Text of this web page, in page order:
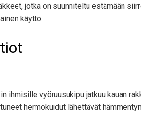
jotka on suunniteltu estämään
käyttö.
ihmisille vyöruusukipu jatkuu kauan
hermokuidut lähettävät